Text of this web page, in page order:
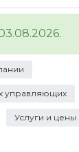
управляющих
Услуги и цены